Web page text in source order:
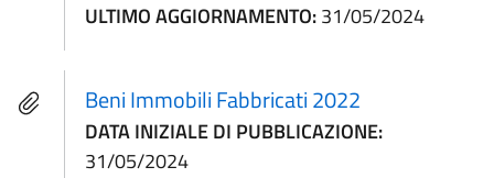
ULTIMO AGGIORNAMENTO:31/05/2024
Beni Immobili Fabbricati 2022
DATA INIZIALE DI PUBBLICAZIONE:
31/05/2024